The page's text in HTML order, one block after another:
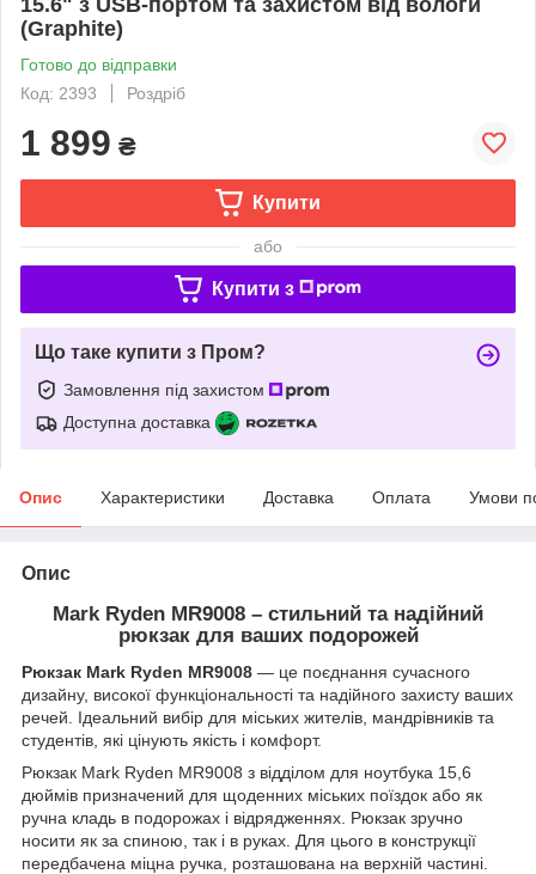
(Graphite)
Готово до відправки
Код: 2393
Роздріб
1 899 ₴
Купити
або
Купити з
Що таке купити з Пром?
Замовлення під захистом
Доступна доставка
Опис Характеристики Доставка Оплата Умови
Опис
Mark Ryden MR9008 – стильний та надійний
рюкзак для ваших подорожей
Рюкзак Mark Ryden MR9008 — це поєднання сучасного
дизайну, високої функціональності та надійного захисту ваших
речей. Ідеальний вибір для міських жителів, мандрівників та
студентів, які цінують якість і комфорт.
Рюкзак Mark Ryden MR9008 з відділом для ноутбука 15,6
дюймів призначений для щоденних міських поїздок або як
ручна кладь в подорожах і відрядженнях. Рюкзак зручно
носити як за спиною, так і в руках. Для цього в конструкції
передбачена міцна ручка, розташована на верхній частині.